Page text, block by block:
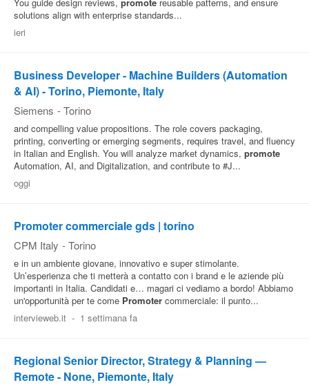
solutions align with enterprise standards...
ieri
Business Developer - Machine Builders (Automation
& AI) - Torino, Piemonte, Italy
Siemens - Torino
and compelling value propositions. The role covers packaging,
printing, converting or emerging segments, requires travel, and fluency
in Italian and English. You will analyze market dynamics, promote
Automation, AI, and Digitalization, and contribute to #J...
oggi
Promoter commerciale gds | torino
CPM Italy - Torino
e in un ambiente giovane, innovativo e super stimolante.
Un’esperienza che ti metterà a contatto con i brand e le aziende più
importanti in Italia. Candidati e… magari ci vediamo a bordo! Abbiamo
un'opportunità per te come Promoter commerciale: il punto...
intervieweb.it - 1 settimana fa
Regional Senior Director, Strategy & Planning —
Remote - None, Piemonte, Italy